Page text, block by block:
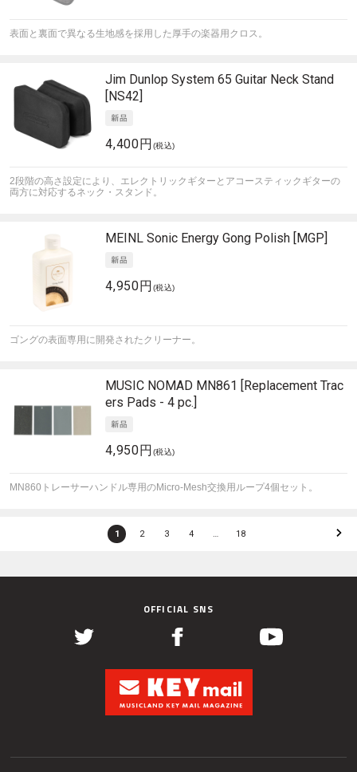
表面と裏面で異なる生地感を採用した厚手の楽器用クロス。
Jim Dunlop System 65 Guitar Neck Stand
[NS42]
4,400円 (税込)
2段階の高さ設定により、エレクトリックギターとアコースティックギターの
両方に対応するネック・スタンド。
MEINL Sonic Energy Gong Polish [MGP]
4,950円 (税込)
ゴングの表面専用に開発されたクリーナー。
MUSIC NOMAD MN861 [Replacement Trac
ers Pads - 4 pc.]
4,950円 (税込)
MN860トレーサーハンドル専用のMicro-Mesh交換用ループ4個セット。
1 2 3 4 … 18
OFFICIAL SNS